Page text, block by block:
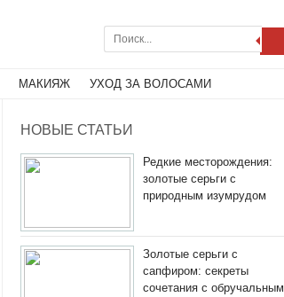
МАКИЯЖ УХОД ЗА ВОЛОСАМИ
НОВЫЕ СТАТЬИ
Редкие месторождения:
золотые серьги с
природным изумрудом
Золотые серьги с
сапфиром: секреты
сочетания с обручальным